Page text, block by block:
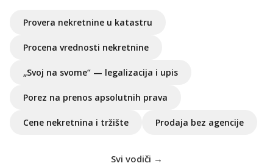
Provera nekretnine u katastru
Procena vrednosti nekretnine
„Svoj na svome“ — legalizacija i upis
Porez na prenos apsolutnih prava
Cene nekretnina i tržište Prodaja bez agencije
Svi vodiči →